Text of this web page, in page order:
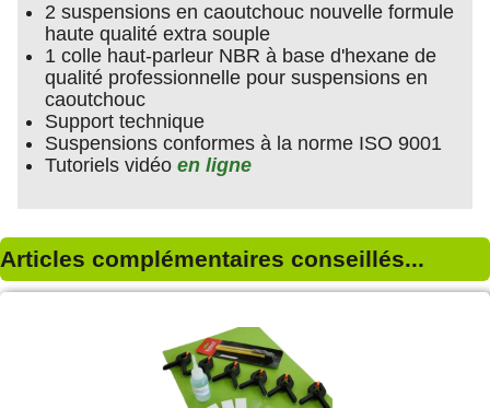
2 suspensions en caoutchouc nouvelle formule
haute qualité extra souple
1 colle haut-parleur NBR à base d'hexane de
qualité professionnelle pour suspensions en
caoutchouc
Support technique
Suspensions conformes à la norme ISO 9001
Tutoriels vidéo en ligne
Articles complémentaires conseillés...